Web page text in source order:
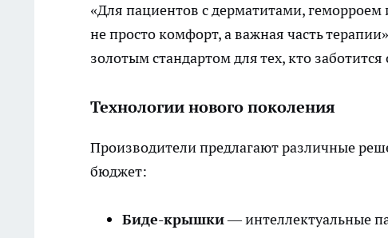
«Для пациентов с дерматитами,
не просто комфорт, а важная часть
золотым стандартом для тех, кто заботится
Технологии нового поколения
Производители предлагают различные
бюджет:
Биде-крышки— интеллектуальные